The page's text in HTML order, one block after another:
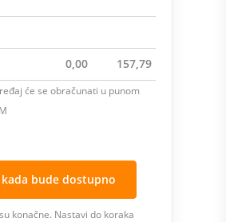
0,00 157,79
će se obračunati u punom
bude dostupno
konačne. Nastavi do koraka